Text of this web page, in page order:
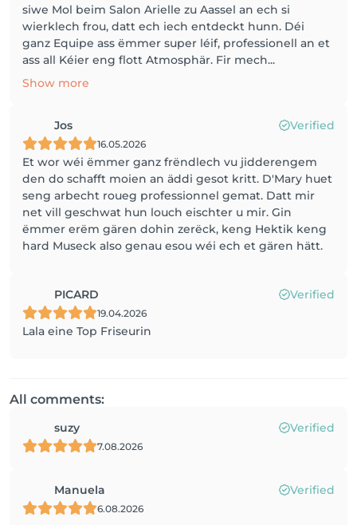
siwe Mol beim Salon Arielle zu Aassel an ech si
wierklech frou, datt ech iech entdeckt hunn. Déi
ganz Equipe ass ëmmer super léif, professionell an et
ass all Kéier eng flott Atmosphär. Fir mech...
Show more
Jos Verified
16.05.2026
Et wor wéi ëmmer ganz frëndlech vu jidderengem
den do schafft moien an äddi gesot kritt. D'Mary huet
seng arbecht roueg professionnel gemat. Datt mir
net vill geschwat hun louch eischter u mir. Gin
ëmmer erëm gären dohin zerëck, keng Hektik keng
hard Museck also genau esou wéi ech et gären hätt.
PICARD Verified
19.04.2026
Lala eine Top Friseurin
All comments:
suzy Verified
7.08.2026
Manuela Verified
6.08.2026